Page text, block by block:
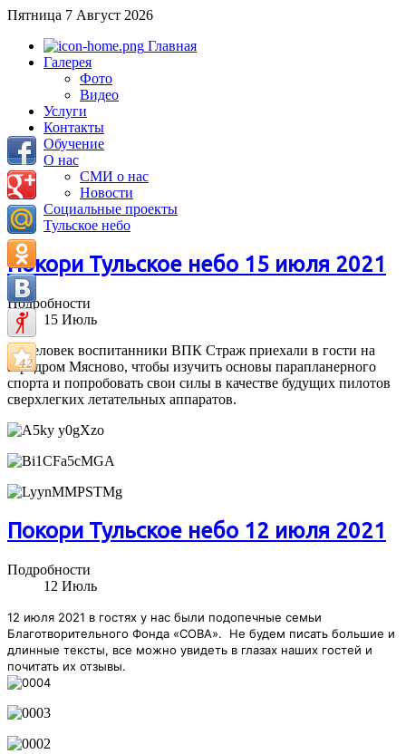
Пятница 7 Август 2026
Главная
Галерея
Фото
Видео
Услуги
Контакты
Обучение
О нас
СМИ о нас
Новости
Социальные проекты
Тульское небо
Покори Тульское небо 15 июля 2021
Подробности
15 Июль
13 человек воспитанники ВПК Страж приехали в гости на
аэродром Мясново, чтобы изучить основы парапланерного
спорта и попробовать свои силы в качестве будущих пилотов
сверхлегких летательных аппаратов.
Покори Тульское небо 12 июля 2021
Подробности
12 Июль
12 июля 2021 в гостях у нас были подопечные семьи
Благотворительного Фонда «СОВА».
Не будем писать большие и
длинные тексты, все можно увидеть в глазах наших гостей и
почитать их отзывы.